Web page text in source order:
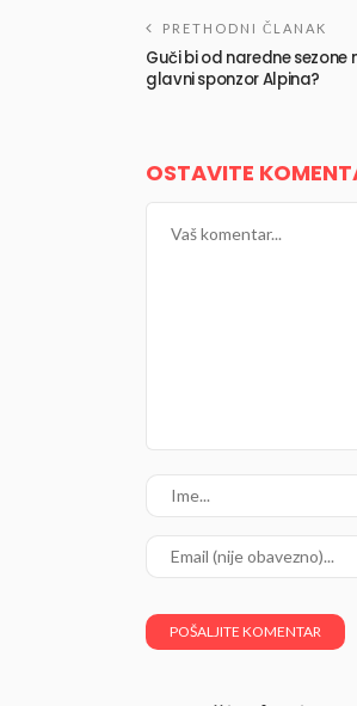
PRETHODNI ČLANAK
Guči bi od naredne
glavni sponzor Alpina?
OSTAVITE